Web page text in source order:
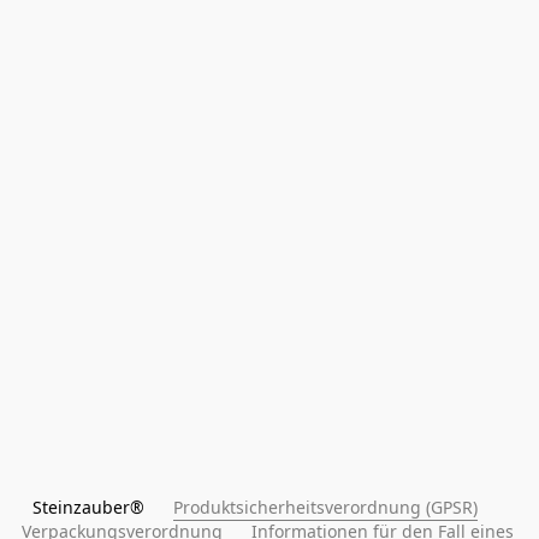
Steinzauber® Produktsicherheitsverordnung (GPSR)
Verpackungsverordnung
Informationen für den Fall eines